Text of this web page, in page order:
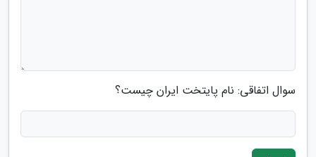
سوال اتفاقی: نام پایتخت ایران چیست؟